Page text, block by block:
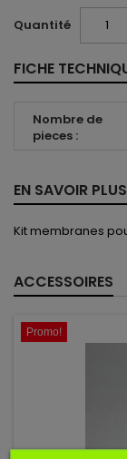
Quantité
FICHE
Nombre de
pieces :
EN SAVOIR PLUS
Kit membranes
ACCESSOIRES
Promo!